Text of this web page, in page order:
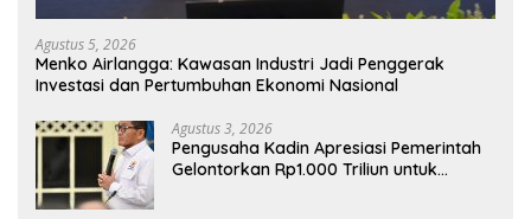
Agustus 5, 2026
Menko Airlangga: Kawasan Industri Jadi Penggerak
Investasi dan Pertumbuhan Ekonomi Nasional
Agustus 3, 2026
Pengusaha Kadin Apresiasi Pemerintah
Gelontorkan Rp1.000 Triliun untuk